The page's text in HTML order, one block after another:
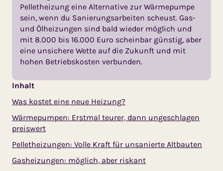
Pelletheizung eine Alternative zur Wärmepumpe
sein, wenn du Sanierungsarbeiten scheust. Gas-
und Ölheizungen sind bald wieder möglich und
mit 8.000 bis 16.000 Euro scheinbar günstig, aber
eine unsichere Wette auf die Zukunft und mit
hohen Betriebskosten verbunden.
Inhalt
Was kostet eine neue Heizung?
Wärmepumpen: Erstmal teurer, dann ungeschlagen
preiswert
Pelletheizungen: Volle Kraft für unsanierte Altbauten
Gasheizungen: möglich, aber riskant